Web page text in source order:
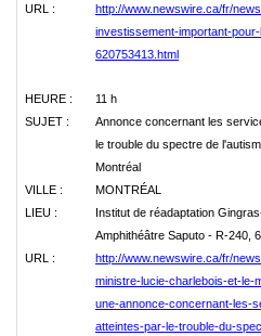
URL :
http://www.newswire.ca/fr/
investissement-important-
620753413.html
HEURE :
11 h
SUJET :
Annonce concernant les
le trouble du spectre de
Montréal
VILLE :
MONTRÉAL
LIEU :
Institut de réadaptation
Amphithéâtre Saputo - R-240,
URL :
http://www.newswire.ca/fr/
ministre-lucie-charlebois-et-le-
une-annonce-concernant-les-
atteintes-par-le-trouble-du-